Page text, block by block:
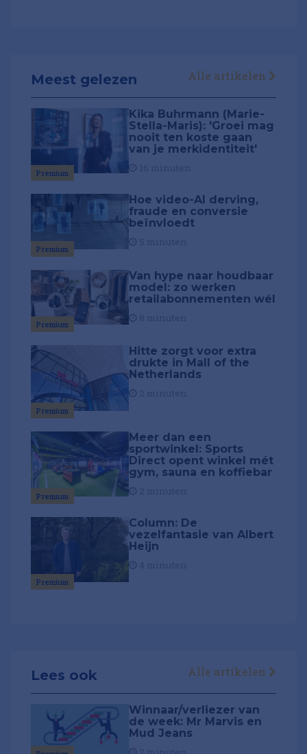
Meest gelezen Alle artikelen
Premium
Kika Buhrmann (Marie-
Stella-Maris): 'Groei mag
nooit ten koste gaan
van je merkidentiteit'
Premium
Hoe video-AI derving,
fraude en conversie
beïnvloedt
Premium
Van hype naar houdbaar
model: zo werken
retailabonnementen wél
Premium
Hitte zorgt voor extra
drukte in Mall of the
Netherlands
Premium
Meer dan een
sportwinkel: Sports
Direct opent winkel mét
gym, sauna en koffiebar
Premium
Column: De
vezelfantasie van Albert
Heijn
Lees ook Alle artikelen
Winnaar/verliezer van
de week: Mr Marvis en
Mud Jeans